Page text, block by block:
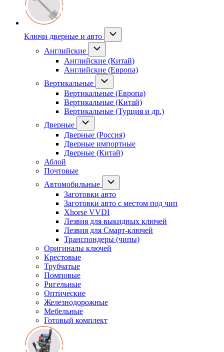
Ключи дверные и авто
Английские
Английские (Китай)
Английские (Европа)
Вертикальные
Вертикальные (Европа)
Вертикальные (Китай)
Вертикальные (Турция и др.)
Дверные
Дверные (Россия)
Дверные импортные
Дверные (Китай)
Аблой
Почтовые
Автомобильные
Заготовки авто
Заготовки авто с местом под чип
Xhorse VVDI
Лезвия для выкидных ключей
Лезвия для Смарт-ключей
Транспондеры (чипы)
Оригиналы ключей
Крестовые
Трубчатые
Помповые
Ригельные
Оптические
Железнодорожные
Мебельные
Готовый комплект